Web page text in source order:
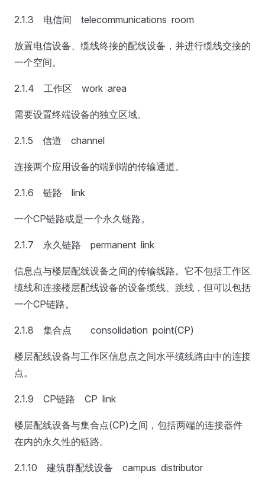
2.1.3 电信间 telecommunications room
放置电信设备、缆线终接的配线设备，并进行缆线交接的
一个空间。
2.1.4 工作区 work area
需要设置终端设备的独立区域。
2.1.5 信道 channel
连接两个应用设备的端到端的传输通道。
2.1.6 链路 link
一个CP链路或是一个永久链路。
2.1.7 永久链路 permanent link
信息点与楼层配线设备之间的传输线路。它不包括工作区
缆线和连接楼层配线设备的设备缆线、跳线，但可以包括
一个CP链路。
2.1.8 集合点 consolidation point(CP)
楼层配线设备与工作区信息点之间水平缆线路由中的连接
点。
2.1.9 CP链路 CP link
楼层配线设备与集合点(CP)之间，包括两端的连接器件
在内的永久性的链路。
2.1.10 建筑群配线设备 campus distributor